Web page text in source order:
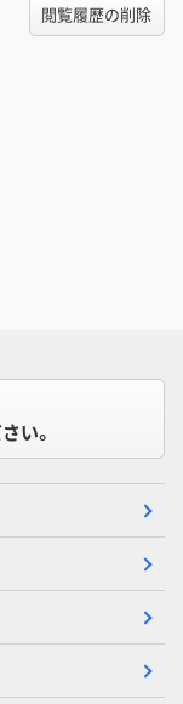
閲覧履歴の削除
い。